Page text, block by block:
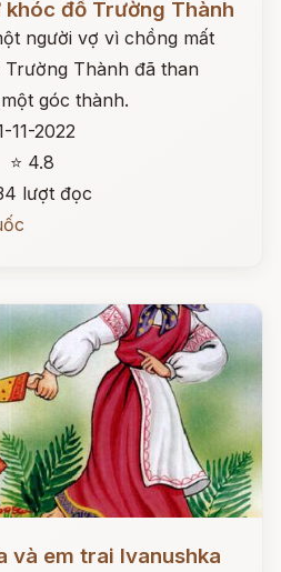
khóc đổ Trường Thành
người vợ vì chồng mất
Trường Thành đã than
góc thành.
11-2022
⭐ 4.8
lượt đọc
và em trai Ivanushka